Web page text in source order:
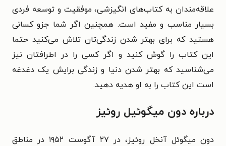
علاقه‌مندان به کتاب‌های انگیزشی، موفقیت و توسعه فردی
بسیار مناسب و مفید است. همچنین اگر شما جزو کسانی
هستید که برای بهتر شدن زندگی‌تان تلاش می‌کنید حتما
این کتاب را گوش کنید و اگر کسی را در اطرافتان نیز
می‌شناسید که بهتر شدن دنیا و زندگی برایش یک دغدغه
است این کتاب را به او هدیه دهید.
درباره دون میگوئیل روئیز
دون میگوئل آنخل روئیز، در ۲۷ آگوست ۱۹۵۲ در مناطق